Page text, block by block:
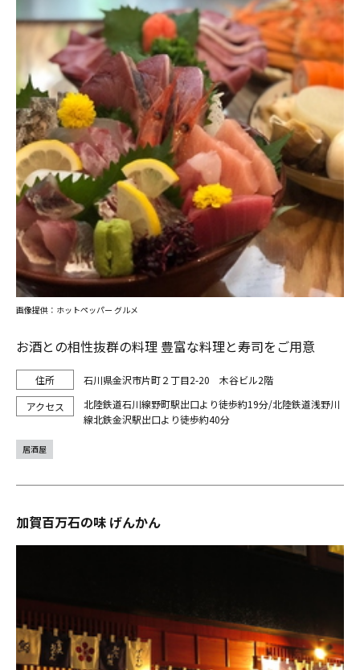
お酒との相性抜群の料理 豊富な料理と寿司をご用意
石川県金沢市片町２丁目2-20 木谷ビル2階
北陸鉄道石川線野町駅出口より徒歩約19分/北陸鉄道浅野川
線北鉄金沢駅出口より徒歩約40分
画像提供：ホットペッパー グルメ
居酒屋
加賀百万石の味 げんかん